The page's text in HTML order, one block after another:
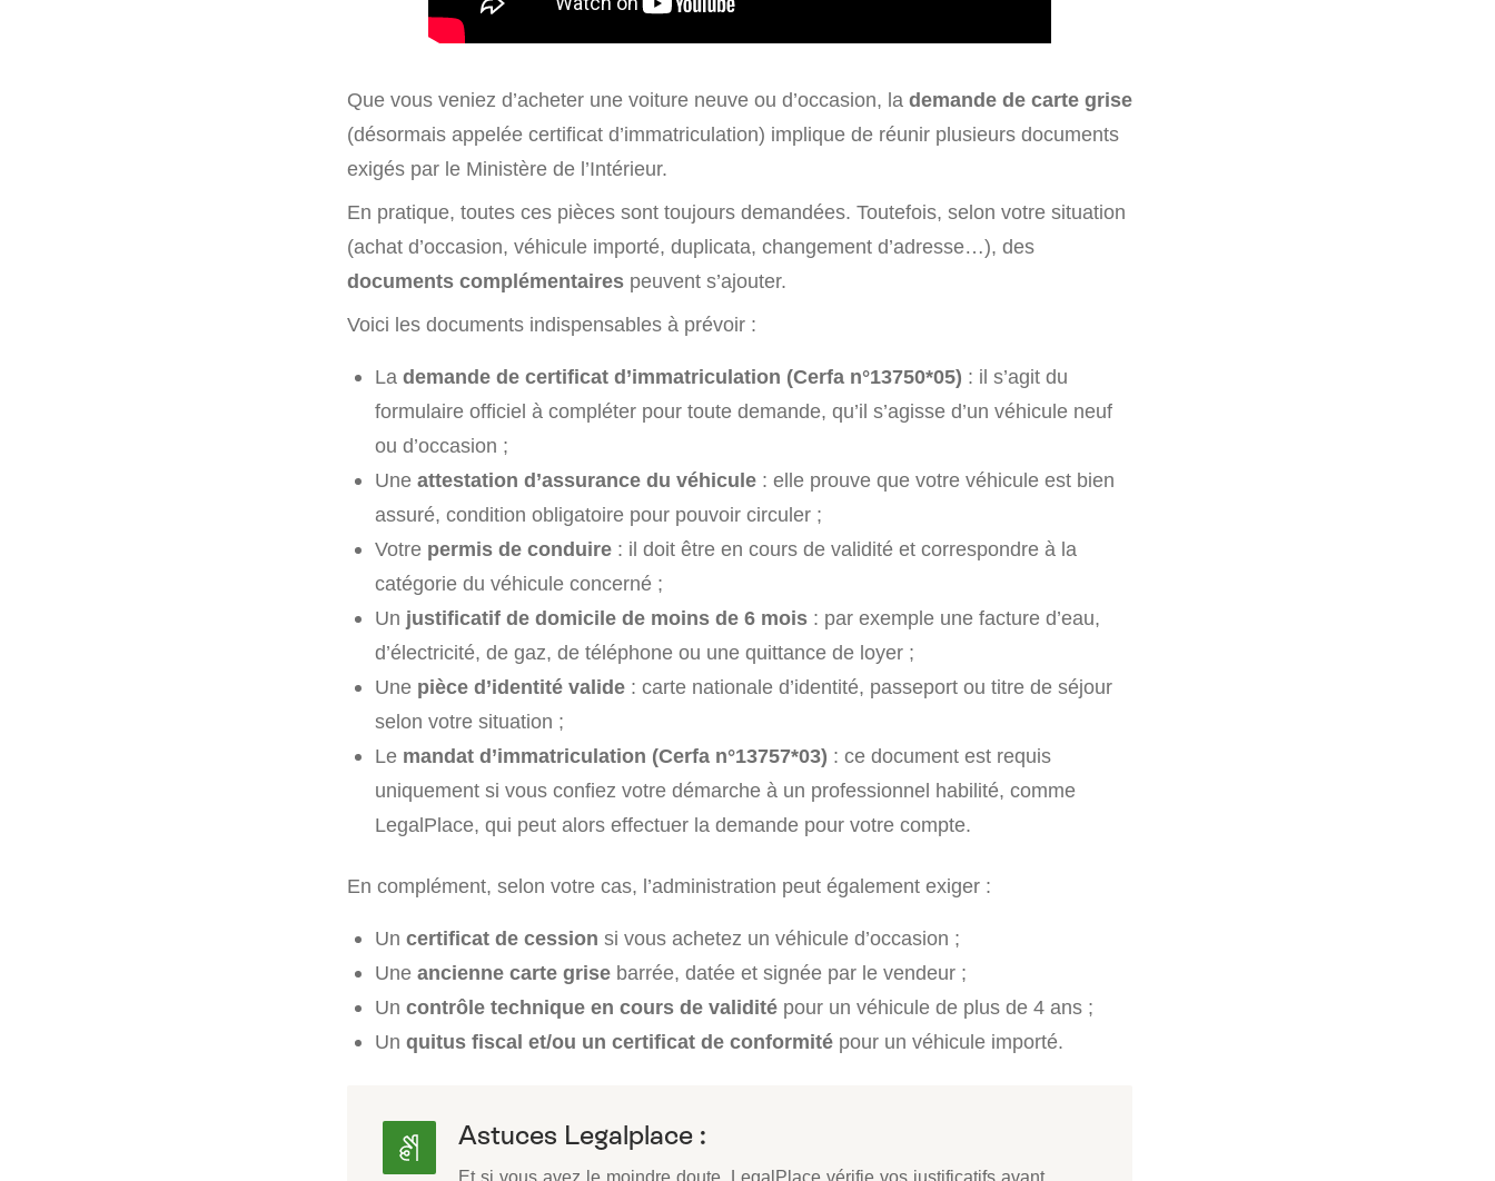
Que vous veniez d’acheter une voiture neuve ou d’occasion, la demande de carte grise
(désormais appelée certificat d’immatriculation) implique de réunir plusieurs documents
exigés par le Ministère de l’Intérieur.
En pratique, toutes ces pièces sont toujours demandées. Toutefois, selon votre situation
(achat d’occasion, véhicule importé, duplicata, changement d’adresse…), des
documents complémentaires peuvent s’ajouter.
Voici les documents indispensables à prévoir :
La demande de certificat d’immatriculation (Cerfa n°13750*05) : il s’agit du
formulaire officiel à compléter pour toute demande, qu’il s’agisse d’un véhicule neuf
ou d’occasion ;
Une attestation d’assurance du véhicule : elle prouve que votre véhicule est bien
assuré, condition obligatoire pour pouvoir circuler ;
Votre permis de conduire : il doit être en cours de validité et correspondre à la
catégorie du véhicule concerné ;
Un justificatif de domicile de moins de 6 mois : par exemple une facture d’eau,
d’électricité, de gaz, de téléphone ou une quittance de loyer ;
Une pièce d’identité valide : carte nationale d’identité, passeport ou titre de séjour
selon votre situation ;
Le mandat d’immatriculation (Cerfa n°13757*03) : ce document est requis
uniquement si vous confiez votre démarche à un professionnel habilité, comme
LegalPlace, qui peut alors effectuer la demande pour votre compte.
En complément, selon votre cas, l’administration peut également exiger :
Un certificat de cession si vous achetez un véhicule d’occasion ;
Une ancienne carte grise barrée, datée et signée par le vendeur ;
Un contrôle technique en cours de validité pour un véhicule de plus de 4 ans ;
Un quitus fiscal et/ou un certificat de conformité pour un véhicule importé.
Astuces Legalplace :
Et si vous avez le moindre doute, LegalPlace vérifie vos justificatifs avant